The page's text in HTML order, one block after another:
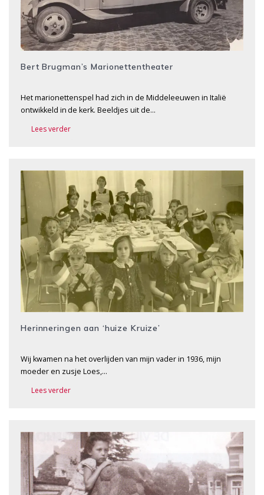
Bert Brugman’s Marionettentheater
Het marionettenspel had zich in de Middeleeuwen in Italië
ontwikkeld in de kerk. Beeldjes uit de…
Lees verder
Herinneringen aan ‘huize Kruize’
Wij kwamen na het overlijden van mijn vader in 1936, mijn
moeder en zusje Loes,…
Lees verder